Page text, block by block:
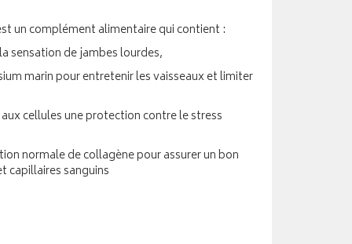
un complément alimentaire qui contient :
sensation de jambes lourdes,
marin pour entretenir les vaisseaux et limiter
cellules une protection contre le stress
normale de collagène pour assurer un bon
capillaires sanguins